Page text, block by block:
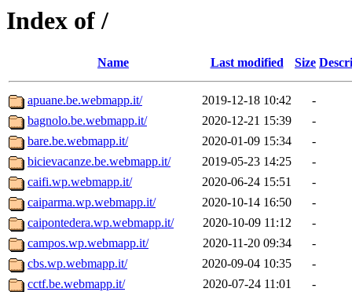
Index of /
Name Last modified Size
apuane.be.webmapp.it/ 2019-12-18 10:42
-
bagnolo.be.webmapp.it/
2020-12-21 15:39
-
bare.be.webmapp.it/
2020-01-09 15:34
-
bicievacanze.be.webmapp.it/
2019-05-23 14:25
-
caifi.wp.webmapp.it/
2020-06-24 15:51
-
caiparma.wp.webmapp.it/
2020-10-14 16:50
-
caipontedera.wp.webmapp.it/
2020-10-09 11:12
-
campos.wp.webmapp.it/
2020-11-20 09:34
-
cbs.wp.webmapp.it/
2020-09-04 10:35
-
cctf.be.webmapp.it/
2020-07-24 11:01
-